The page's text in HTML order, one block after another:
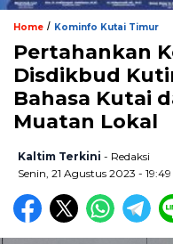
Home / Kominfo Kutai Timur
Pertahankan
Disdikbud
Bahasa Kutai
Muatan Lokal
Kaltim Terkini - Redaksi
Senin, 21 Agustus 2023 -